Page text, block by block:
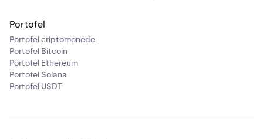
Portofel
Portofel criptomonede
Portofel Bitcoin
Portofel Ethereum
Portofel Solana
Portofel USDT